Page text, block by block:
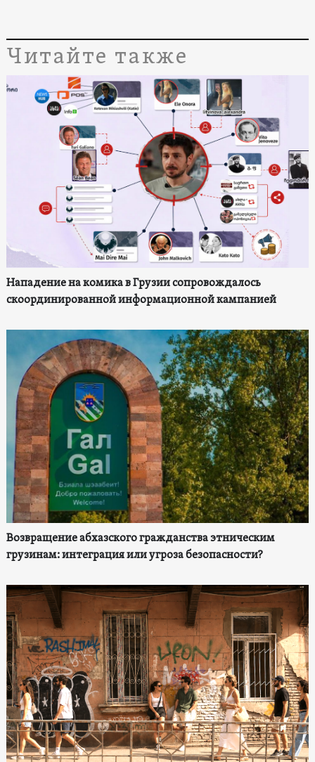
Читайте также
Нападение на комика в Грузии сопровождалось
скоординированной информационной кампанией
Возвращение абхазского гражданства этническим
грузинам: интеграция или угроза безопасности?